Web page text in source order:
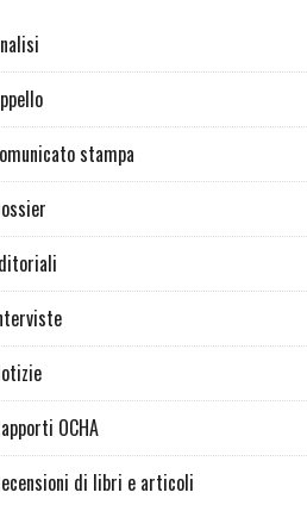
stampa
OCHA
di libri e articoli